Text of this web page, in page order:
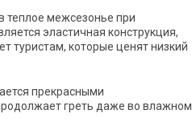
теплое межсезонье при
эластичная конструкция,
туристам, которые ценят низкий
прекрасными
греть даже во влажном